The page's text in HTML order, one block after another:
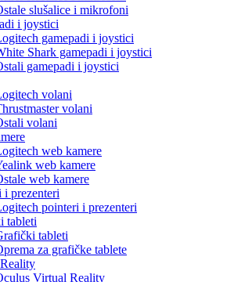
slušalice i mikrofoni
i joystici
gamepadi i joystici
Shark gamepadi i joystici
gamepadi i joystici
volani
volani
volani
web kamere
web kamere
web kamere
i prezenteri
pointeri i prezenteri
tableti
tableti
za grafičke tablete
Virtual Reality